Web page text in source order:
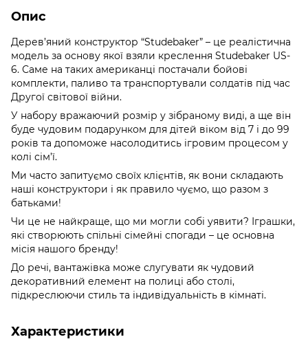
Опис
Дерев’яний конструктор “Studebaker” – це реалістична
модель за основу якої взяли креслення Studebaker US-
6. Саме на таких американці постачали бойові
комплекти, паливо та транспортували солдатів під час
Другої світової війни.
У набору вражаючий розмір у зібраному виді, а ще він
буде чудовим подарунком для дітей віком від 7 і до 99
років та допоможе насолодитись ігровим процесом у
колі сім’ї.
Ми часто запитуємо своїх клієнтів, як вони складають
наші конструктори і як правило чуємо, що разом з
батьками!
Чи це не найкраще, що ми могли собі уявити? Іграшки,
які створюють спільні сімейні спогади – це основна
місія нашого бренду!
До речі, вантажівка може слугувати як чудовий
декоративний елемент на полиці або столі,
підкреслюючи стиль та індивідуальність в кімнаті.
Характеристики